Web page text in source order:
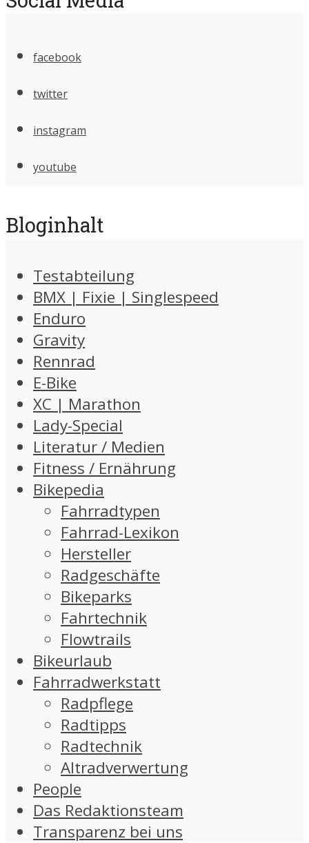
facebook
twitter
instagram
youtube
Bloginhalt
Testabteilung
BMX | Fixie | Singlespeed
Enduro
Gravity
Rennrad
E-Bike
XC | Marathon
Lady-Special
Literatur / Medien
Fitness / Ernährung
Bikepedia
Fahrradtypen
Fahrrad-Lexikon
Hersteller
Radgeschäfte
Bikeparks
Fahrtechnik
Flowtrails
Bikeurlaub
Fahrradwerkstatt
Radpflege
Radtipps
Radtechnik
Altradverwertung
People
Das Redaktionsteam
Transparenz bei uns